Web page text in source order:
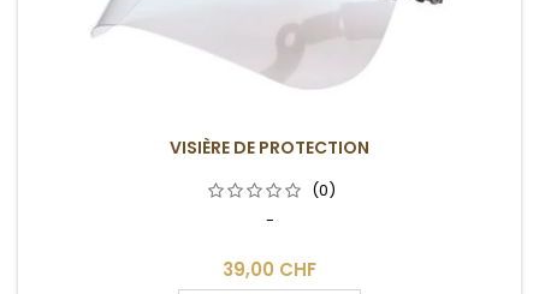
VISIÈRE DE PROTECTION
(0)
-
39,00 CHF